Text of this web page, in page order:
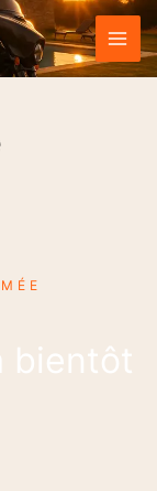
bientôt